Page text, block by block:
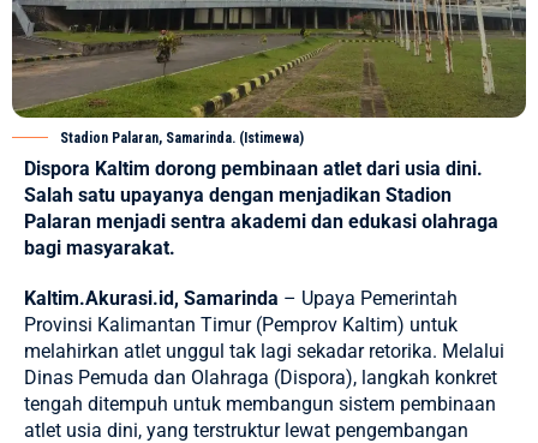
Stadion Palaran, Samarinda. (Istimewa)
Dispora Kaltim dorong pembinaan atlet dari usia dini.
Salah satu upayanya dengan menjadikan Stadion
Palaran menjadi sentra akademi dan edukasi olahraga
bagi masyarakat.
Kaltim.Akurasi.id, Samarinda – Upaya Pemerintah
Provinsi Kalimantan Timur (Pemprov Kaltim) untuk
melahirkan atlet unggul tak lagi sekadar retorika. Melalui
Dinas Pemuda dan Olahraga (Dispora), langkah konkret
tengah ditempuh untuk membangun sistem pembinaan
atlet usia dini, yang terstruktur lewat pengembangan